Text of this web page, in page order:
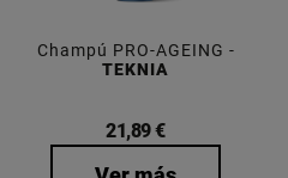
Champú PRO-AGEING -
TEKNIA
21,89 €